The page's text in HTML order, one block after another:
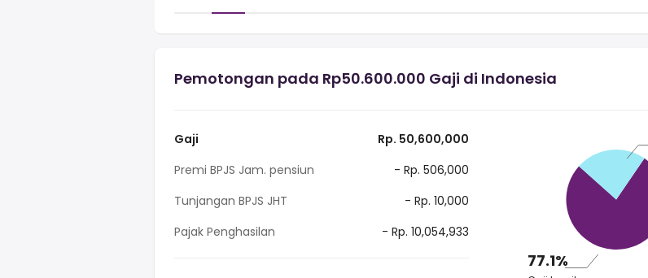
Pemotongan pada Rp50.600.000 Gaji di Indonesia
Gaji
Rp. 50,600,000
Premi BPJS Jam. pensiun
- Rp. 506,000
Tunjangan BPJS JHT
- Rp. 10,000
Pajak Penghasilan
- Rp. 10,054,933
77.1%